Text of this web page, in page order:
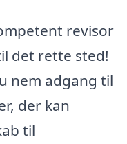
revisor
det rette sted!
nem adgang til
der kan
til